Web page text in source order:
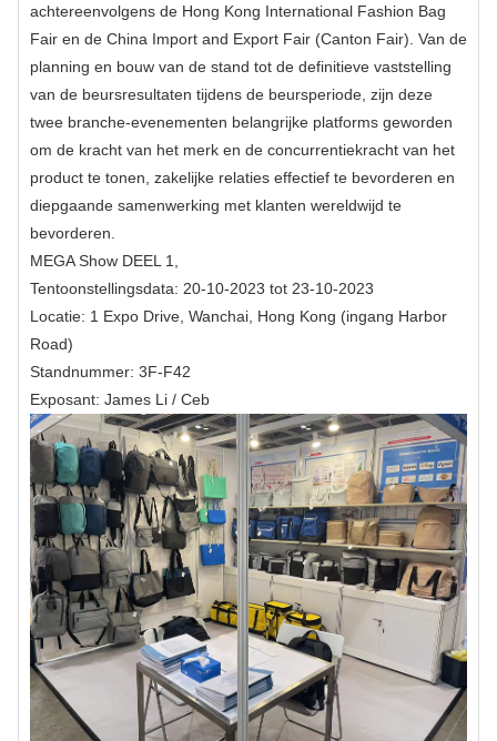
achtereenvolgens de Hong Kong International Fashion Bag
Fair en de China Import and Export Fair (Canton Fair). Van de
planning en bouw van de stand tot de definitieve vaststelling
van de beursresultaten tijdens de beursperiode, zijn deze
twee branche-evenementen belangrijke platforms geworden
om de kracht van het merk en de concurrentiekracht van het
product te tonen, zakelijke relaties effectief te bevorderen en
diepgaande samenwerking met klanten wereldwijd te
bevorderen.
MEGA Show DEEL 1,
Tentoonstellingsdata: 20-10-2023 tot 23-10-2023
Locatie: 1 Expo Drive, Wanchai, Hong Kong (ingang Harbor
Road)
Standnummer: 3F-F42
Exposant: James Li / Ceb